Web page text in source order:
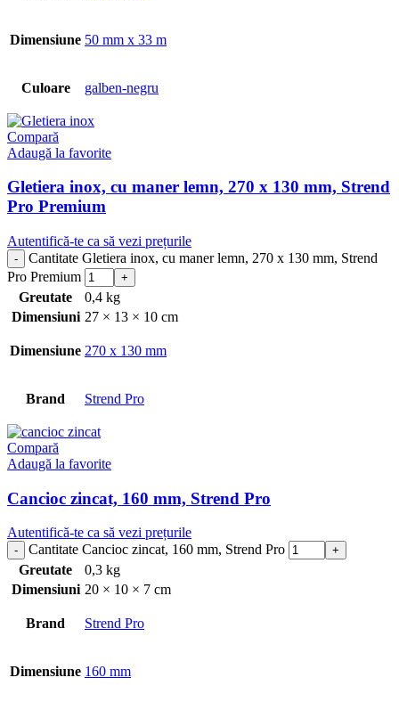
Dimensiune 50 mm x 33 m
Culoare galben-negru
Compară
Adaugă la favorite
Gletiera inox, cu maner lemn, 270 x 130 mm, Strend
Pro Premium
Autentifică-te ca să vezi prețurile
Cantitate Gletiera inox, cu maner lemn, 270 x 130 mm, Strend
Pro Premium
Greutate
0,4 kg
Dimensiuni 27 × 13 × 10 cm
Dimensiune 270 x 130 mm
Brand Strend Pro
Compară
Adaugă la favorite
Cancioc zincat, 160 mm, Strend Pro
Autentifică-te ca să vezi prețurile
Cantitate Cancioc zincat, 160 mm, Strend Pro
Greutate
0,3 kg
Dimensiuni 20 × 10 × 7 cm
Brand Strend Pro
Dimensiune 160 mm